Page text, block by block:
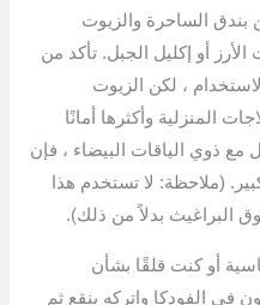
الساحرة والزيوت
أو إكليل الجبل. تأكد من
، لكن الزيوت
المنزلية وأكثرها أمانًا
مع ذوي الياقات البيضاء ، فإن
(ملاحظة: لا تستخدم هذا
البراغيث بدلاً من ذلك).
أو كنت قلقًا بشأن
في الفودكا واتركه ينقع ثم